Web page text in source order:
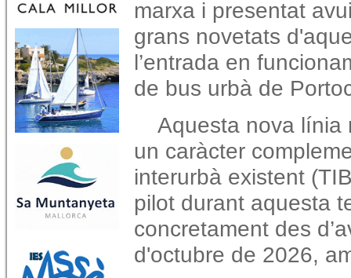
marxa i presentat
grans novetats
l’entrada en
de bus urbà de
Aquesta nova línia
un caràcter
interurbà existent
pilot durant aquesta
concretament des
d'octubre de 2026,